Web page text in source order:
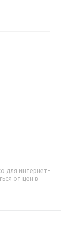
для интернет-
от цен в